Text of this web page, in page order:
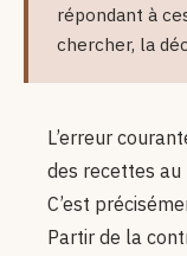
répondant à
chercher, la
L’erreur
des recettes au
C’est
Partir de la